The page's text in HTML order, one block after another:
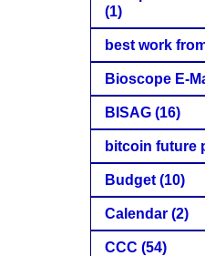
(1)
best work
Bioscope E-
BISAG (16)
bitcoin future
Budget (10)
Calendar (2)
CCC (54)